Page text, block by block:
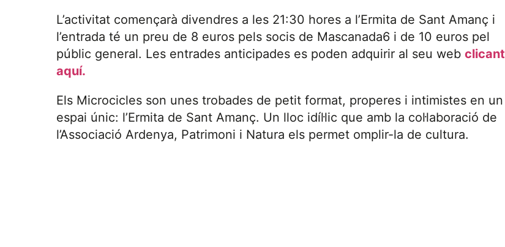
L’activitat començarà divendres a les 21:30 hores a l’Ermita de Sant Amanç i
l’entrada té un preu de 8 euros pels socis de Mascanada6 i de 10 euros pel
públic general. Les entrades anticipades es poden adquirir al seu web clicant
aquí.
Els Microcicles son unes trobades de petit format, properes i intimistes en un
espai únic: l’Ermita de Sant Amanç. Un lloc idíl·lic que amb la col·laboració de
l’Associació Ardenya, Patrimoni i Natura els permet omplir-la de cultura.